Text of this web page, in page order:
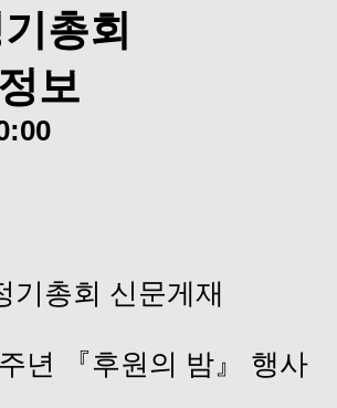
총회
보
기총회 신문게재
년 『후원의 밤』 행사